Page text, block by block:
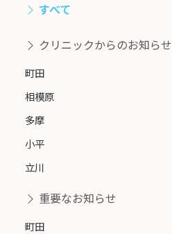
すべて
クリニックからのお知らせ
町田
相模原
多摩
小平
立川
重要なお知らせ
町田